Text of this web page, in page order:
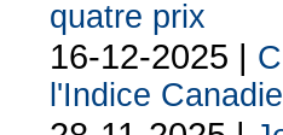
quatre prix
16-12-2025 |
l'Indice